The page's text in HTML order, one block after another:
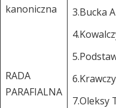
kanoniczna
RADA
PARAFIALNA
3.Bucka
7.Oleksy